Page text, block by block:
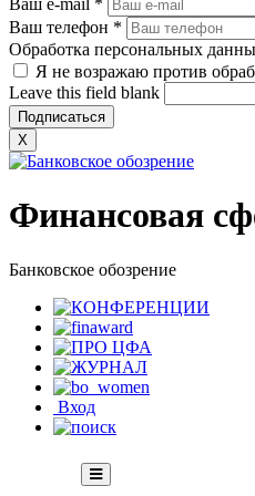
Ваш e-mail *
Ваш телефон *
Обработка персональных
Я не возражаю против
Leave this field blank
X
Финансовая
Банковское обозрение
Вход